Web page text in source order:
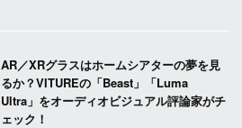
AR／XRグラスはホームシアターの夢を見
るか？VITUREの「Beast」「Luma
Ultra」をオーディオビジュアル評論家がチ
ェック！